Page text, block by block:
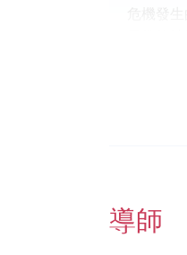
同時，
導師